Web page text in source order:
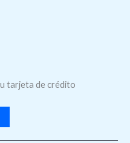
tarjeta de crédito